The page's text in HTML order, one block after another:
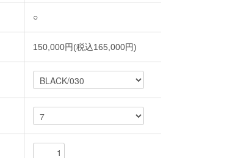
○
150,000円(税込165,000円)